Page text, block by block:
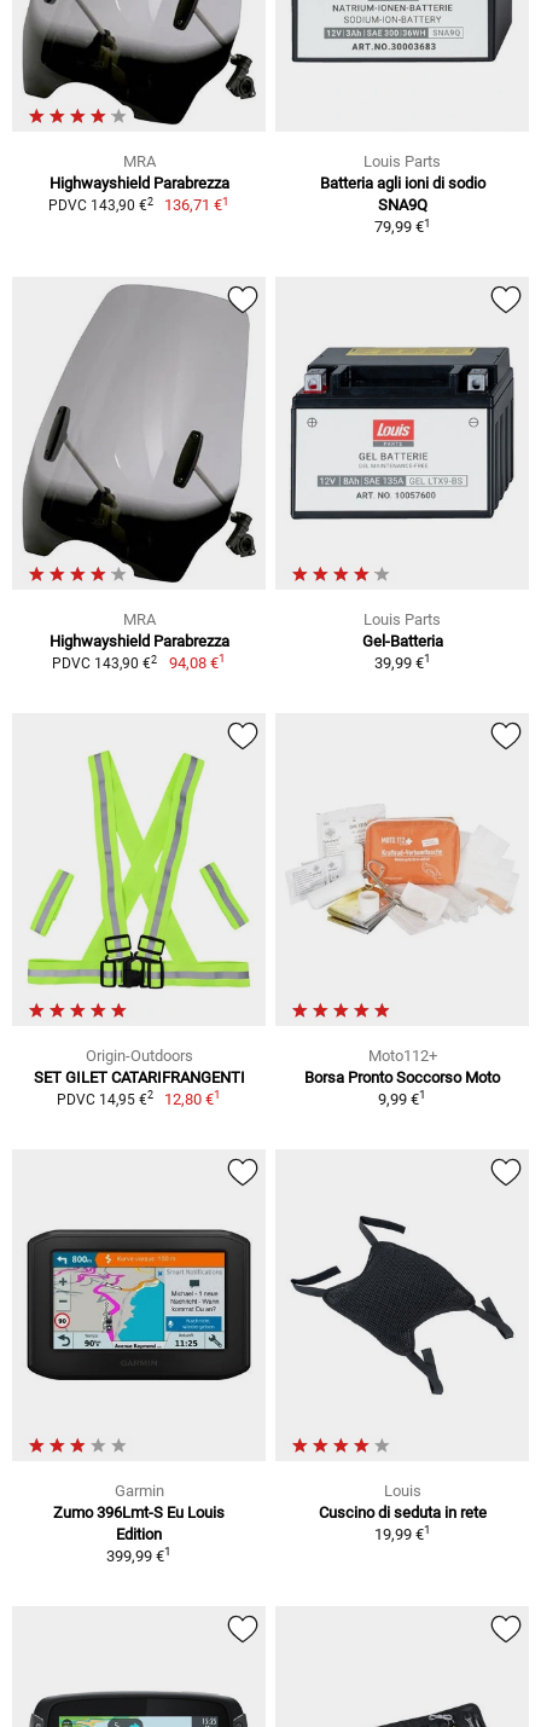
MRA
Highwayshield Parabrezza
PDVC 143,90 €2 136,71 €1
Louis Parts
Batteria agli ioni di sodio
SNA9Q
79,99 €1
MRA
Highwayshield Parabrezza
PDVC 143,90 €2 94,08 €1
Louis Parts
Gel-Batteria
39,99 €1
Origin-Outdoors
SET GILET CATARIFRANGENTI
PDVC 14,95 €2 12,80 €1
Moto112+
Borsa Pronto Soccorso Moto
9,99 €1
Garmin
Zumo 396Lmt-S Eu Louis
Edition
399,99 €1
Louis
Cuscino di seduta in rete
19,99 €1